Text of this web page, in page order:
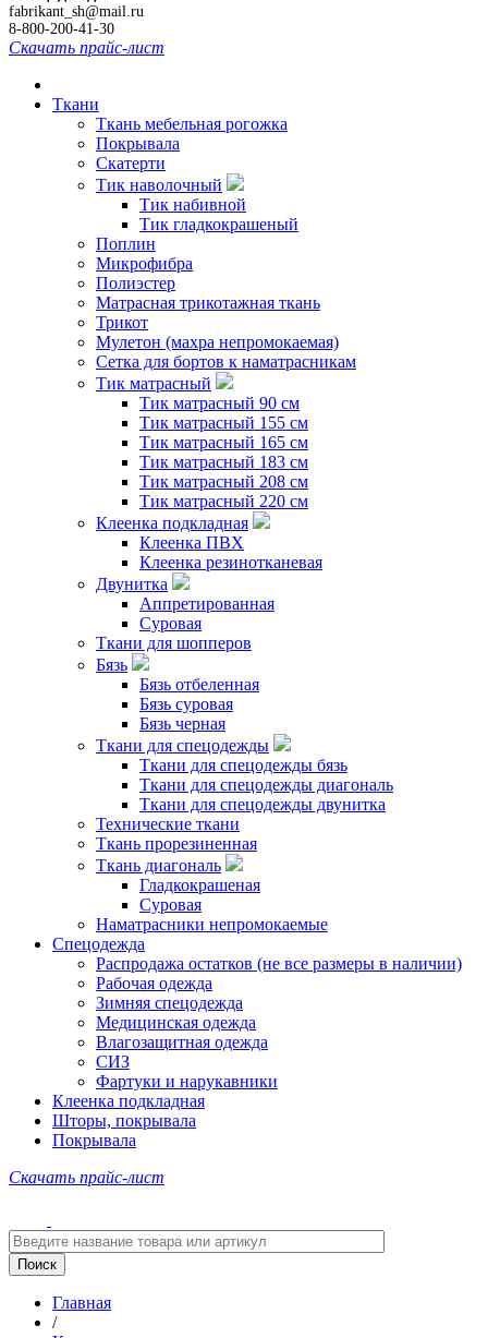
fabrikant_sh@mail.ru
8-800-200-41-30
Скачать прайс-лист
Ткани
Ткань мебельная рогожка
Покрывала
Скатерти
Тик наволочный
Тик набивной
Тик гладкокрашеный
Поплин
Микрофибра
Полиэстер
Матрасная трикотажная ткань
Трикот
Мулетон (махра непромокаемая)
Сетка для бортов к наматрасникам
Тик матрасный
Тик матрасный 90 см
Тик матрасный 155 см
Тик матрасный 165 см
Тик матрасный 183 см
Тик матрасный 208 см
Тик матрасный 220 см
Клеенка подкладная
Клеенка ПВХ
Клеенка резинотканевая
Двунитка
Аппретированная
Суровая
Ткани для шопперов
Бязь
Бязь отбеленная
Бязь суровая
Бязь черная
Ткани для спецодежды
Ткани для спецодежды бязь
Ткани для спецодежды диагональ
Ткани для спецодежды двунитка
Технические ткани
Ткань прорезиненная
Ткань диагональ
Гладкокрашеная
Суровая
Наматрасники непромокаемые
Спецодежда
Распродажа остатков (не все размеры в наличии)
Рабочая одежда
Зимняя спецодежда
Медицинская одежда
Влагозащитная одежда
СИЗ
Фартуки и нарукавники
Клеенка подкладная
Шторы, покрывала
Покрывала
Скачать прайс-лист
Главная
/